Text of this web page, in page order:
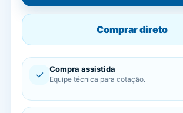
Comprar direto
✓ Compra assistida
Equipe técnica para cotação.